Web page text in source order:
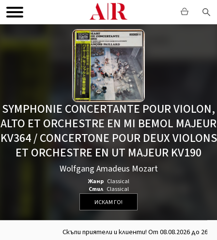
SYMPHONIE CONCERTANTE POUR VIOLON,
ALTO ET ORCHESTRE EN MI BEMOL MAJEUR
KV364 / CONCERTONE POUR DEUX VIOLONS
ET ORCHESTRE EN UT MAJEUR KV190
Wolfgang Amadeus Mozart
Жанр Classical
Стил Classical
ИСКАМ ГО!
Скъпи приятели и клиенти! От 08.08.2026 до